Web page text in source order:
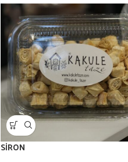
SİRON